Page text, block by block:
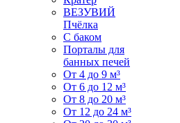
ВЕЗУВИЙ
Пчёлка
С баком
Порталы для
банных печей
От 4 до 9 м³
От 6 до 12 м³
От 8 до 20 м³
От 12 до 24 м³